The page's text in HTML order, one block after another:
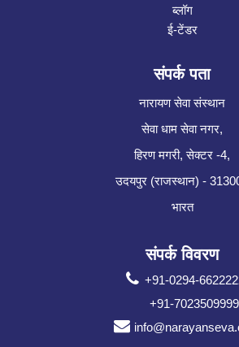
ब्लॉग
ई-टेंडर
संपर्क पता
नारायण सेवा संस्थान
सेवा धाम सेवा नगर,
हिरण मगरी, सेक्टर -4,
उदयपुर (राजस्थान) -
भारत
संपर्क विवरण
+91-0294-
+91-7023509999